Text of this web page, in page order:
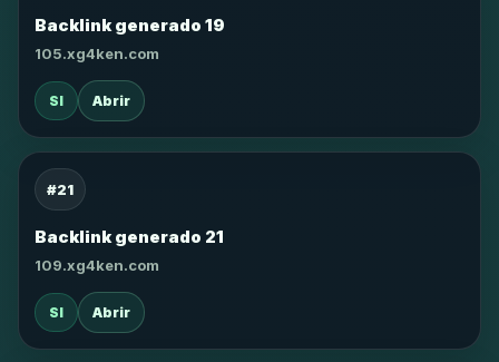
Backlink generado 19
105.xg4ken.com
SI Abrir
#21
Backlink generado 21
109.xg4ken.com
SI Abrir